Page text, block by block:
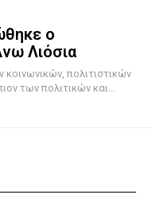
ο
Λιόσια
πολιτιστικών
των πολιτικών και...